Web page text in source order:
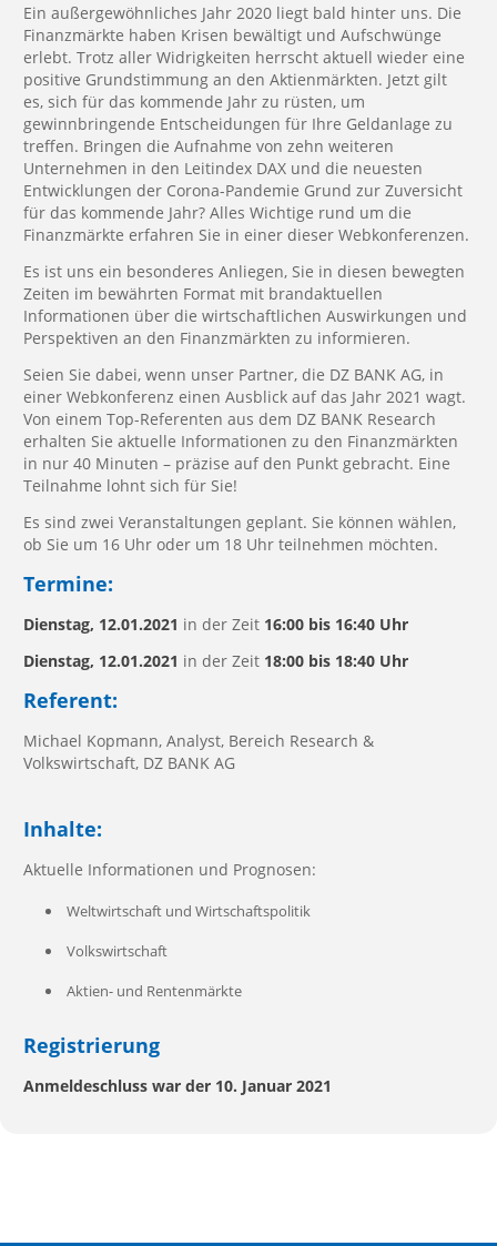
Ein außergewöhnliches Jahr 2020 liegt bald hinter uns. Die
Finanzmärkte haben Krisen bewältigt und Aufschwünge
erlebt. Trotz aller Widrigkeiten herrscht aktuell wieder eine
positive Grundstimmung an den Aktienmärkten. Jetzt gilt
es, sich für das kommende Jahr zu rüsten, um
gewinnbringende Entscheidungen für Ihre Geldanlage zu
treffen. Bringen die Aufnahme von zehn weiteren
Unternehmen in den Leitindex DAX und die neuesten
Entwicklungen der Corona-Pandemie Grund zur Zuversicht
für das kommende Jahr? Alles Wichtige rund um die
Finanzmärkte erfahren Sie in einer dieser Webkonferenzen.
Es ist uns ein besonderes Anliegen, Sie in diesen bewegten
Zeiten im bewährten Format mit brandaktuellen
Informationen über die wirtschaftlichen Auswirkungen und
Perspektiven an den Finanzmärkten zu informieren.
Seien Sie dabei, wenn unser Partner, die DZ BANK AG, in
einer Webkonferenz einen Ausblick auf das Jahr 2021 wagt.
Von einem Top-Referenten aus dem DZ BANK Research
erhalten Sie aktuelle Informationen zu den Finanzmärkten
in nur 40 Minuten – präzise auf den Punkt gebracht. Eine
Teilnahme lohnt sich für Sie!
Es sind zwei Veranstaltungen geplant. Sie können wählen,
ob Sie um 16 Uhr oder um 18 Uhr teilnehmen möchten.
Termine:
Dienstag, 12.01.2021 in der Zeit 16:00 bis 16:40 Uhr
Dienstag, 12.01.2021 in der Zeit 18:00 bis 18:40 Uhr
Referent:
Michael Kopmann, Analyst, Bereich Research &
Volkswirtschaft, DZ BANK AG
Inhalte:
Aktuelle Informationen und Prognosen:
Weltwirtschaft und Wirtschaftspolitik
Volkswirtschaft
Aktien- und Rentenmärkte
Registrierung
Anmeldeschluss war der 10. Januar 2021